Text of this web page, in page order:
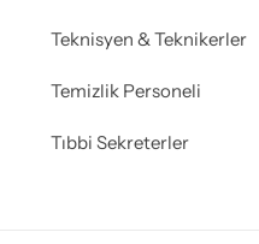
Teknisyen & Teknikerler
Temizlik Personeli
Tıbbi Sekreterler